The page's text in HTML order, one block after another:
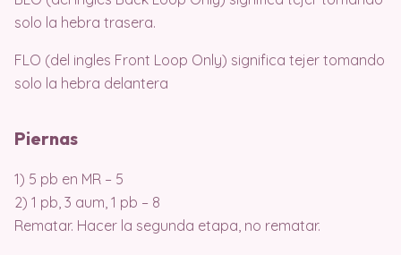
solo la hebra trasera.
FLO (del ingles Front Loop Only) significa tejer tomando
solo la hebra delantera
Piernas
1) 5 pb en MR – 5
2) 1 pb, 3 aum, 1 pb – 8
Rematar. Hacer la segunda etapa, no rematar.